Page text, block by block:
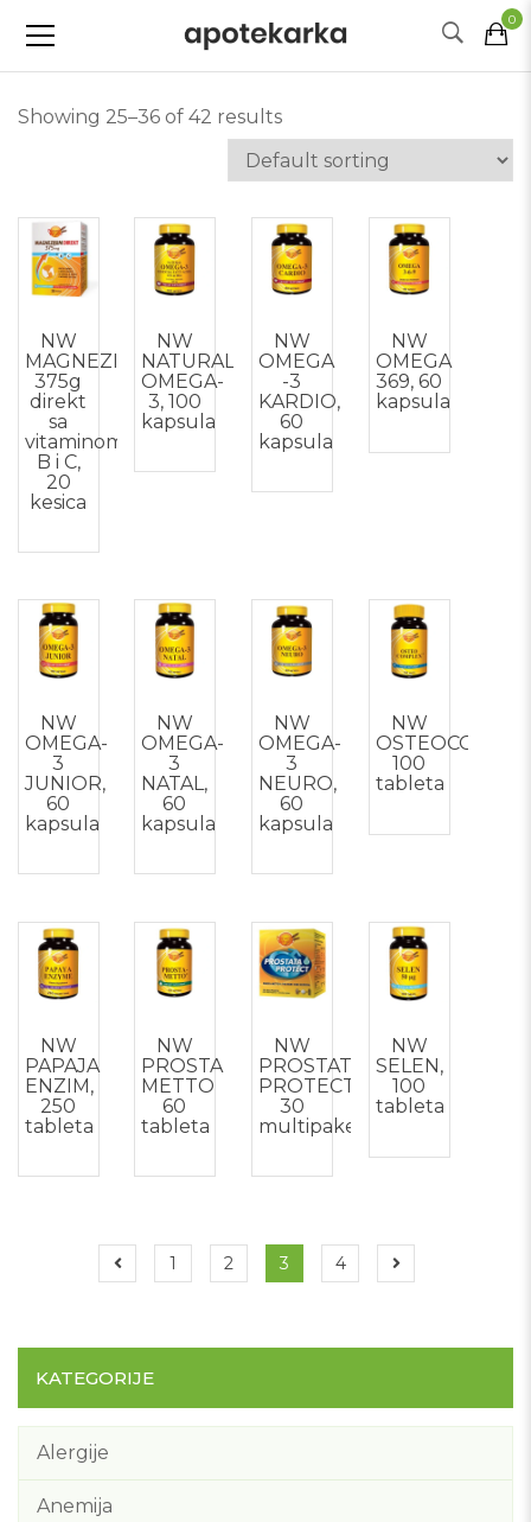
0
Showing 25–36 of 42 results
NW
MAGNEZIJUM
375g
direkt
sa
vitaminom
B i C,
20
kesica
NW
NATURAL
OMEGA-
3, 100
kapsula
NW
OMEGA
-3
KARDIO,
60
kapsula
NW
OMEGA
369, 60
kapsula
NW
OMEGA-
3
JUNIOR,
60
kapsula
NW
OMEGA-
3
NATAL,
60
kapsula
NW
OMEGA-
3
NEURO,
60
kapsula
NW
100
tableta
NW
PAPAJA
ENZIM,
250
tableta
NW
PROSTA
METTO
60
tableta
NW
PROSTATA
PROTECT,
30
multipaketa
NW
SELEN,
100
tableta
1 2 3 4
KATEGORIJE
Alergije
Anemija